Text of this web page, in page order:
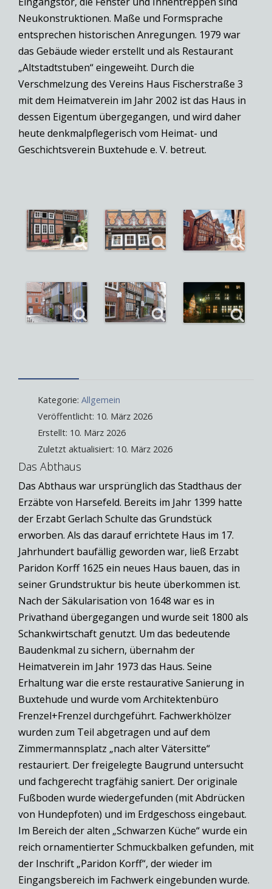
Neukonstruktionen. Maße und Formsprache
entsprechen historischen Anregungen. 1979 war
das Gebäude wieder erstellt und als Restaurant
„Altstadtstuben“ eingeweiht. Durch die
Verschmelzung des Vereins Haus Fischerstraße 3
mit dem Heimatverein im Jahr 2002 ist das Haus in
dessen Eigentum übergegangen, und wird daher
heute denkmalpflegerisch vom Heimat- und
Geschichtsverein Buxtehude e. V. betreut.
Kategorie: Allgemein
Veröffentlicht: 10. März 2026
Erstellt: 10. März 2026
Zuletzt aktualisiert: 10. März 2026
Das Abthaus
Das Abthaus war ursprünglich das Stadthaus der
Erzäbte von Harsefeld. Bereits im Jahr 1399 hatte
der Erzabt Gerlach Schulte das Grundstück
erworben. Als das darauf errichtete Haus im 17.
Jahrhundert baufällig geworden war, ließ Erzabt
Paridon Korff 1625 ein neues Haus bauen, das in
seiner Grundstruktur bis heute überkommen ist.
Nach der Säkularisation von 1648 war es in
Privathand übergegangen und wurde seit 1800 als
Schankwirtschaft genutzt. Um das bedeutende
Baudenkmal zu sichern, übernahm der
Heimatverein im Jahr 1973 das Haus. Seine
Erhaltung war die erste restaurative Sanierung in
Buxtehude und wurde vom Architektenbüro
Frenzel+Frenzel durchgeführt. Fachwerkhölzer
wurden zum Teil abgetragen und auf dem
Zimmermannsplatz „nach alter Vätersitte“
restauriert. Der freigelegte Baugrund untersucht
und fachgerecht tragfähig saniert. Der originale
Fußboden wurde wiedergefunden (mit Abdrücken
von Hundepfoten) und im Erdgeschoss eingebaut.
Im Bereich der alten „Schwarzen Küche“ wurde ein
reich ornamentierter Schmuckbalken gefunden, mit
der Inschrift „Paridon Korff“, der wieder im
Eingangsbereich im Fachwerk eingebunden wurde.